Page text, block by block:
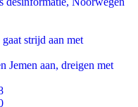
strijd aan met
Jemen aan, dreigen met